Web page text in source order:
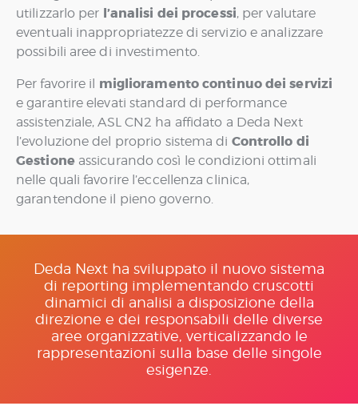
utilizzarlo per l’analisi dei processi, per valutare
eventuali inappropriatezze di servizio e analizzare
possibili aree di investimento.
Per favorire il miglioramento continuo dei servizi
e garantire elevati standard di performance
assistenziale, ASL CN2 ha affidato a Deda Next
l’evoluzione del proprio sistema di Controllo di
Gestioneassicurando così le condizioni ottimali
nelle quali favorire l’eccellenza clinica,
garantendone il pieno governo.
Deda Next ha sviluppato il nuovo sistema
di reporting implementando cruscotti
dinamici di analisi a disposizione della
direzione e dei responsabili delle diverse
aree organizzative, verticalizzando le
rappresentazioni sulla base delle singole
esigenze.